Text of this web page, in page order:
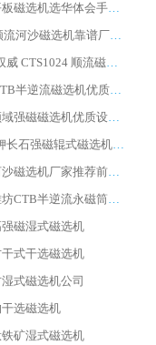
湿式平板磁选机选华体会手机网页版-华体会(中国) _2026靠谱厂家收获各地客户良好评价
2026顺流河沙磁选机靠谱厂家推荐 华体会手机网页版-华体会(中国) 实力口碑精选
2026 权威 CTS1024 顺流磁选机精选生产厂家优质设备推荐
2026CTB半逆流磁选机优质厂家推荐：华体会手机网页版-华体会(中国) ，行业标杆生产厂家
选矿领域强磁磁选机优质设备推荐榜 TOP1：潍坊华体会手机网页版-华体会(中国) 凭实力出圈
2026 钾长石强磁辊式磁选机靠谱厂家 TOP 榜：潍坊华体会手机网页版-华体会(中国) 凭硬核实力领跑行业
福建河沙磁选机厂家推荐前三，华体会手机网页版-华体会(中国) 磁选机解锁资源利用新路径
山东潍坊CTB半逆流永磁筒式河沙磁选机生产厂家如何高效除铁提纯
磁湿式磁选机
式干选磁选机
式磁选机公司
选磁选机
矿湿式磁选机